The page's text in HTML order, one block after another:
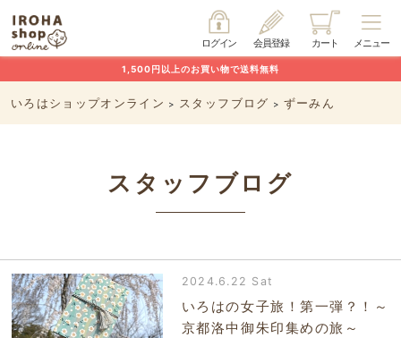
メニュー
カート
会員登録
ログイン
1,500円以上のお買い物で送料無料
いろはショップオンライン > スタッフブログ > ずーみん
スタッフブログ
2024.6.22 Sat
いろはの女子旅！第一弾？！～
京都洛中御朱印集めの旅～